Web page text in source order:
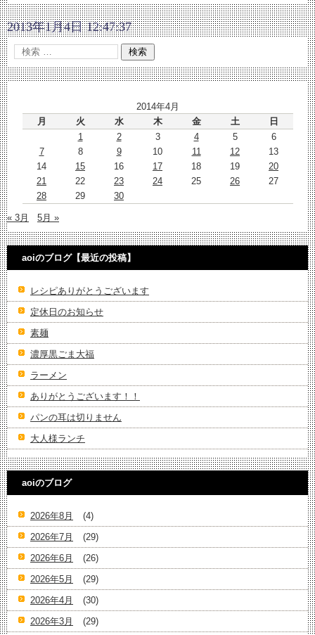
2013年1月4日 12:47:37
2014年4月
月
火 水 木 金 土
日
1
2 3 4 5
6
7
8 9 10 11 12
13
14
15 16 17 18 19
20
21
22 23 24 25 26
27
28
29 30
« 3月 5月 »
aoiのブログ【最近の投稿】
レシピありがとうございます
定休日のお知らせ
素麺
濃厚黒ごま大福
ラーメン
ありがとうございます！！
パンの耳は切りません
大人様ランチ
aoiのブログ
2026年8月
(4)
2026年7月
(29)
2026年6月
(26)
2026年5月
(29)
2026年4月
(30)
2026年3月
(29)